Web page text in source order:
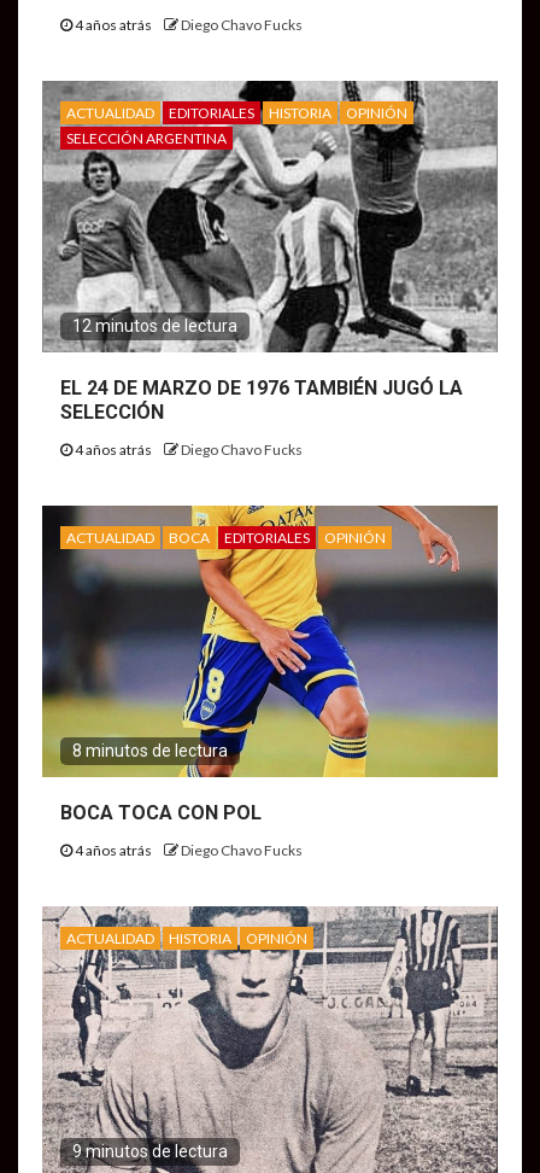
4 años atrás Diego Chavo Fucks
ACTUALIDAD EDITORIALES HISTORIA
OPINIÓN
SELECCIÓN ARGENTINA
12 minutos de lectura
EL 24 DE MARZO DE 1976 TAMBIÉN JUGÓ LA
SELECCIÓN
4 años atrás Diego Chavo Fucks
ACTUALIDAD BOCA EDITORIALES OPINIÓN
8 minutos de lectura
BOCA TOCA CON POL
4 años atrás Diego Chavo Fucks
ACTUALIDAD HISTORIA OPINIÓN
9 minutos de lectura